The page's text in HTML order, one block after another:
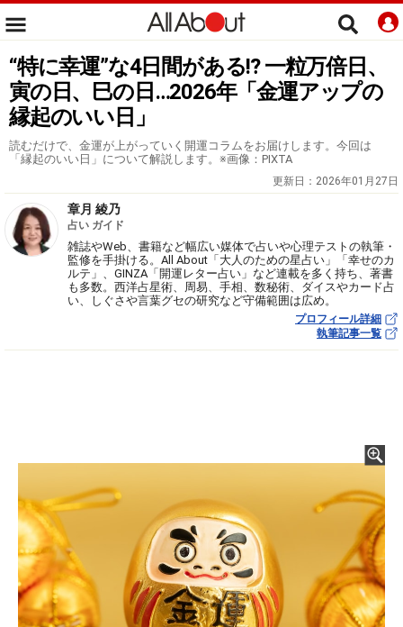
“特に幸運”な4日間がある!? 一粒万倍日、
寅の日、巳の日…2026年「金運アップの
縁起のいい日」
読むだけで、金運が上がっていく開運コラムをお届けします。今回は
「縁起のいい日」について解説します。※画像：PIXTA
更新日： 2026年01月27日
章月 綾乃
占い ガイド
雑誌やWeb、書籍など幅広い媒体で占いや心理テストの執筆・
監修を手掛ける。All About「大人のための星占い」「幸せのカ
ルテ」、GINZA「開運レター占い」など連載を多く持ち、著書
も多数。西洋占星術、周易、手相、数秘術、ダイスやカード占
い、しぐさや言葉グセの研究など守備範囲は広め。
プロフィール詳細
執筆記事一覧